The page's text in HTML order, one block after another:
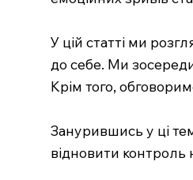
У цій статті ми
до себе. Ми
Крім того,
Занурившись у ці
відновити контроль